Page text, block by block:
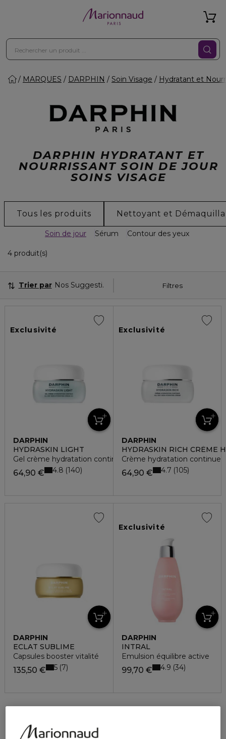
MARQUES DARPHIN Soin Visage Hydratant et
DARPHIN HYDRATANT ET
NOURRISSANT SOIN DE JOUR
SOINS VISAGE
Tous les produits Nettoyant et
Soin de jour Sérum Contour des yeux
4 produit(s)
Filtres
Trier par Nos Suggestions
Exclusivité
DARPHIN
HYDRASKIN LIGHT
Gel crème hydratation continue
64,90 € 4.8 140
Exclusivité
DARPHIN
HYDRASKIN RICH CRÈME
Crème hydratation continue
64,90 € 4.7 105
DARPHIN
ECLAT SUBLIME
Capsules booster vitalité
135,50 € 5 7
Exclusivité
DARPHIN
INTRAL
Emulsion équilibre active
99,70 € 4.9 34